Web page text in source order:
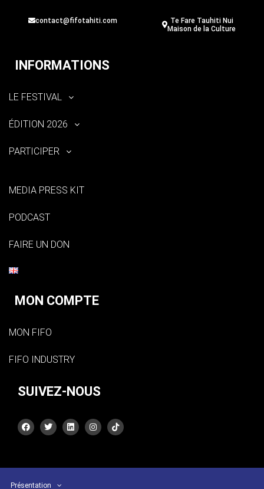
contact@fifotahiti.com
Te Fare Tauhiti Nui
Maison de la Culture
INFORMATIONS
LE FESTIVAL
ÉDITION 2026
PARTICIPER
MEDIA PRESS KIT
PODCAST
FAIRE UN DON
MON COMPTE
MON FIFO
FIFO INDUSTRY
SUIVEZ-NOUS
Présentation